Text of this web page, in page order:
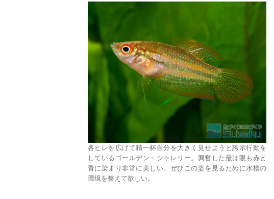
各ヒレを広げて精一杯自分を大きく見せようと誇示行動を
しているゴールデン・シャレリー。興奮した最は眼も赤と
青に染まり非常に美しい。ぜひこの姿を見るために水槽の
環境を整えて欲しい。